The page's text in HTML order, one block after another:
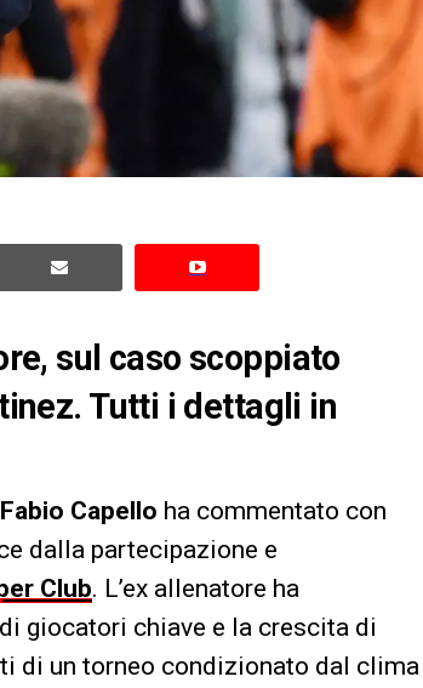
sul caso scoppiato
Tutti i dettagli in
Fabio Capello ha commentato con
dalla partecipazione e
Club. L’ex allenatore ha
giocatori chiave e la crescita di
di un torneo condizionato dal clima